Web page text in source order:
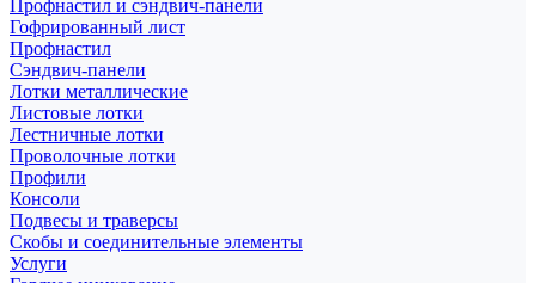
Профнастил и сэндвич-панели
Гофрированный лист
Профнастил
Сэндвич-панели
Лотки металлические
Листовые лотки
Лестничные лотки
Проволочные лотки
Профили
Консоли
Подвесы и траверсы
Скобы и соединительные элементы
Услуги